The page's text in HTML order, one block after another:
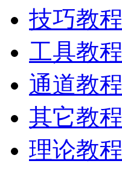
技巧教程
工具教程
通道教程
其它教程
理论教程